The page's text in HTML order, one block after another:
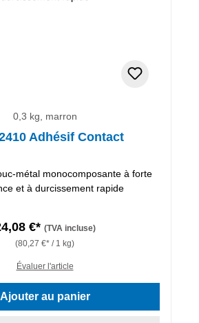
0,3 kg, marron
Adhésif Contact
métal monocomposante à forte
et à durcissement rapide
€* (TVA incluse)
(80,27 €* / 1 kg)
Évaluer l'article
Ajouter au panier